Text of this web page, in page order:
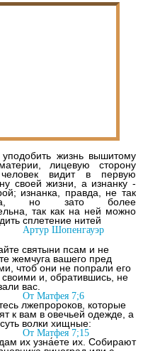
Устранение дефектов
одежды
Архив журналов
"Здоровье"
жизнь вышитому
лицевую сторону
видит в первую
своей жизни, а изнанку -
изнанка, правда, не так
но зато более
так как на ней можно
сплетение нитей
Артур Шопенгауэр
святыни псам и не
жемчуга вашего пред
чтоб они не попрали его
своими и, обратившись, не
вас.
От Матфея 7;6
лжепророков, которые
к вам в овечьей одежде, а
волки хищные:
От Матфея 7;15
их узна́ете их. Собирают